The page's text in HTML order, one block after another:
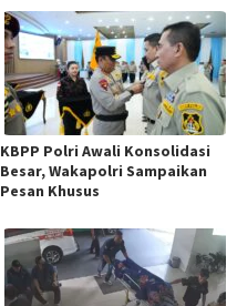
KBPP Polri Awali Konsolidasi
Besar, Wakapolri Sampaikan
Pesan Khusus